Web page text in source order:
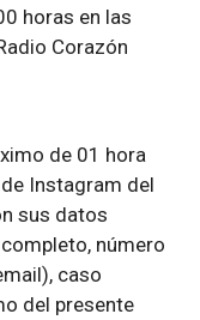
horas en las
Corazón
de 01 hora
Instagram del
sus datos
número
caso
del presente